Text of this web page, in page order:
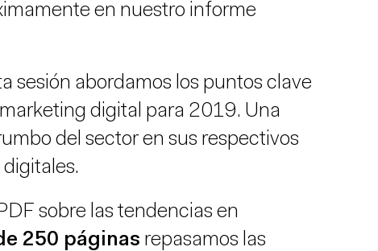
en nuestro informe
sesión abordamos los puntos clave
digital para 2019. Una
del sector en sus respectivos
sobre las tendencias en
250 páginas repasamos las